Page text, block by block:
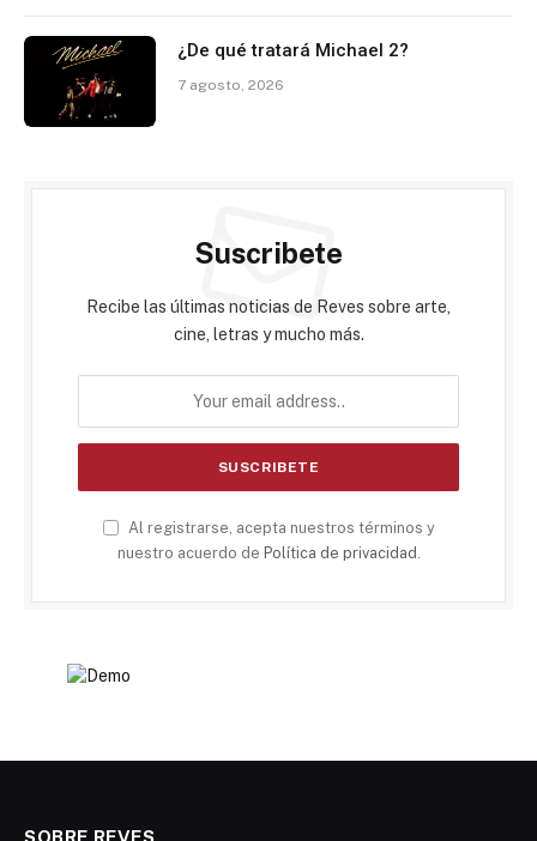
¿De qué tratará Michael 2?
7 agosto, 2026
Suscribete
Recibe las últimas noticias de Reves sobre arte,
cine, letras y mucho más.
Al registrarse, acepta nuestros términos y
nuestro acuerdo de Política de privacidad
SOBRE REVES